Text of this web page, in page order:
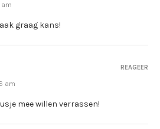
graag kans!
am
mee willen verrassen!
REAGEER